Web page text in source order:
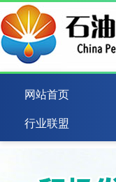
网站首页
行业联盟